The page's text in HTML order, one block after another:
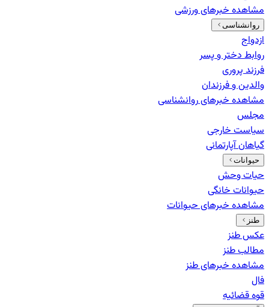
مشاهده خبرهایورزشی
روانشناسی
ازدواج
روابط دختر و پسر
فرزند پروری
والدین و فرزندان
مشاهده خبرهایروانشناسی
مجلس
سیاست خارجی
گیاهان آپارتمانی
حیوانات
حیات وحش
حیوانات خانگی
مشاهده خبرهایحیوانات
طنز
عکس طنز
مطالب طنز
مشاهده خبرهایطنز
فال
قوه قضائیه